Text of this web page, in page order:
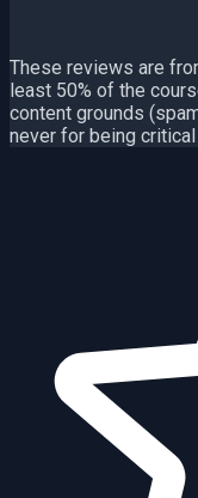
These reviews are
least 50% of the
content grounds
never for being